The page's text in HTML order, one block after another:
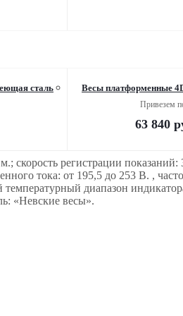
сталь Весы платформенные
Привезем
63 840
скорость регистрации
тока: от 195,5 до 253 В. ,
температурный диапазон
«Невские весы».